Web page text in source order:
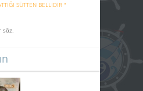
SÜTTEN BELLİDİR "
söz.